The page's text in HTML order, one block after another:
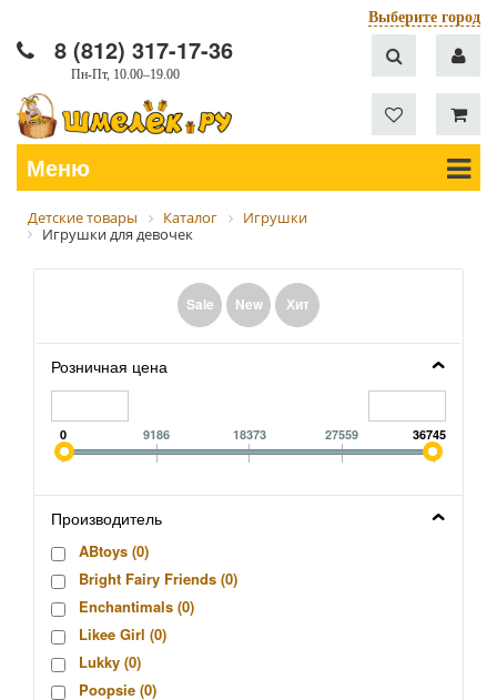
Выберите город
8 (812) 317-17-36
Пн-Пт, 10.00–19.00
Меню
Детские товары Каталог
Игрушки
Игрушки для девочек
Sale New Хит
Розничная цена
0 9186 18373 27559 36745
Производитель
ABtoys (0)
Bright Fairy Friends (0)
Enchantimals (0)
Likee Girl (0)
Lukky (0)
Poopsie (0)